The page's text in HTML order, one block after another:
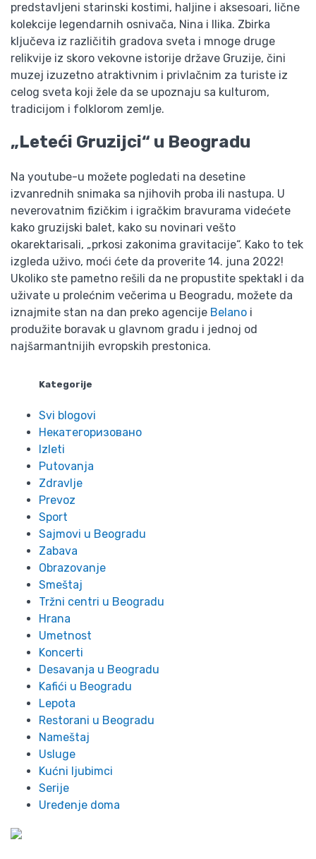
predstavljeni starinski kostimi, haljine i aksesoari, lične
kolekcije legendarnih osnivača, Nina i Ilika. Zbirka
ključeva iz različitih gradova sveta i mnoge druge
relikvije iz skoro vekovne istorije države Gruzije, čini
muzej izuzetno atraktivnim i privlačnim za turiste iz
celog sveta koji žele da se upoznaju sa kulturom,
tradicijom i folklorom zemlje.
„Leteći Gruzijci“ u Beogradu
Na youtube-u možete pogledati na desetine
izvanrednih snimaka sa njihovih proba ili nastupa. U
neverovatnim fizičkim i igračkim bravurama videćete
kako gruzijski balet, kako su novinari vešto
okarektarisali, „prkosi zakonima gravitacije“. Kako to tek
izgleda uživo, moći ćete da proverite 14. juna 2022!
Ukoliko ste pametno rešili da ne propustite spektakl i da
uživate u prolećnim večerima u Beogradu, možete da
iznajmite stan na dan preko agencije Belano i
produžite boravak u glavnom gradu i jednoj od
najšarmantnijih evropskih prestonica.
Kategorije
Svi blogovi
Некатегоризовано
Izleti
Putovanja
Zdravlje
Prevoz
Sport
Sajmovi u Beogradu
Zabava
Obrazovanje
Smeštaj
Tržni centri u Beogradu
Hrana
Umetnost
Koncerti
Desavanja u Beogradu
Kafići u Beogradu
Lepota
Restorani u Beogradu
Nameštaj
Usluge
Kućni ljubimci
Serije
Uređenje doma